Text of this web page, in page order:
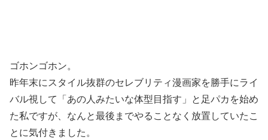
ゴホンゴホン。
昨年末にスタイル抜群のセレブリティ漫画家を勝手にライ
バル視して「あの人みたいな体型目指す」と足パカを始め
た私ですが、なんと最後までやることなく放置していたこ
とに気付きました。